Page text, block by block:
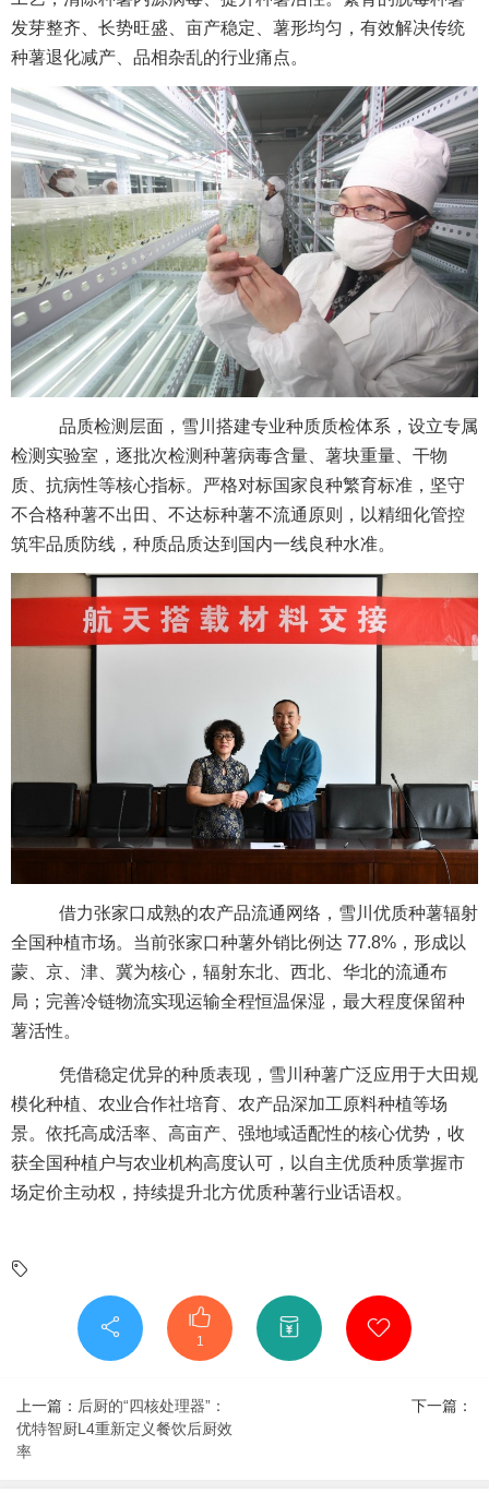
发芽整齐、长势旺盛、亩产稳定、薯形均匀，有效解决传统
种薯退化减产、品相杂乱的行业痛点。
品质检测层面，雪川搭建专业种质质检体系，设立专属
检测实验室，逐批次检测种薯病毒含量、薯块重量、干物
质、抗病性等核心指标。严格对标国家良种繁育标准，坚守
不合格种薯不出田、不达标种薯不流通原则，以精细化管控
筑牢品质防线，种质品质达到国内一线良种水准。
借力张家口成熟的农产品流通网络，雪川优质种薯辐射
全国种植市场。当前张家口种薯外销比例达 77.8%，形成以
蒙、京、津、冀为核心，辐射东北、西北、华北的流通布
局；完善冷链物流实现运输全程恒温保湿，最大程度保留种
薯活性。
凭借稳定优异的种质表现，雪川种薯广泛应用于大田规
模化种植、农业合作社培育、农产品深加工原料种植等场
景。依托高成活率、高亩产、强地域适配性的核心优势，收
获全国种植户与农业机构高度认可，以自主优质种质掌握市
场定价主动权，持续提升北方优质种薯行业话语权。
1
上一篇： 后厨的“四核处理器”：
优特智厨L4重新定义餐饮后厨效
率
下一篇：